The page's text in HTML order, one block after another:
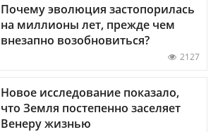
Почему эволюция застопорилась
на миллионы лет, прежде чем
внезапно возобновиться?
2127
Новое исследование показало,
что Земля постепенно заселяет
Венеру жизнью